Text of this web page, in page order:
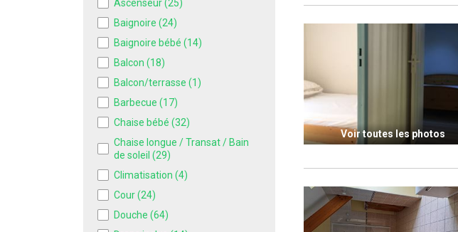
Voir toutes les photos
Ascenseur(25)
Baignoire (24)
Baignoire bébé (14)
Balcon (18)
Balcon/terrasse (1)
Barbecue (17)
Chaise bébé (32)
Chaise longue / Transat / Bain
de soleil (29)
Climatisation (4)
Cour(24)
Douche (64)